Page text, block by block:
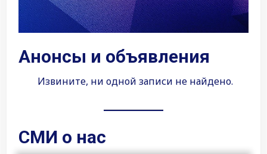
Анонсы и объявления
Извините, ни одной записи не найдено.
СМИ о нас